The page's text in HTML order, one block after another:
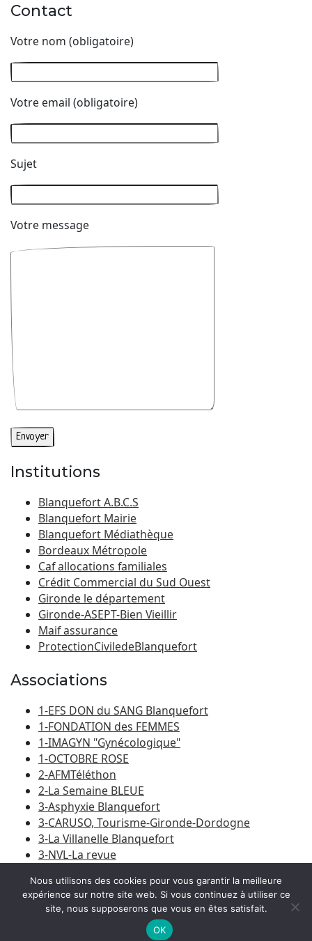
Contact
Votre nom (obligatoire)
Votre email (obligatoire)
Sujet
Votre message
Institutions
Blanquefort A.B.C.S
Blanquefort Mairie
Blanquefort Médiathèque
Bordeaux Métropole
Caf allocations familiales
Crédit Commercial du Sud Ouest
Gironde le département
Gironde-ASEPT-Bien Vieillir
Maif assurance
ProtectionCiviledeBlanquefort
Associations
1-EFS DON du SANG Blanquefort
1-FONDATION des FEMMES
1-IMAGYN "Gynécologique"
1-OCTOBRE ROSE
2-AFMTéléthon
2-La Semaine BLEUE
3-Asphyxie Blanquefort
3-CARUSO, Tourisme-Gironde-Dordogne
3-La Villanelle Blanquefort
3-NVL-La revue
© 2026Amicale Laïque Blanquefort-Caychac |Bootstrap
Nous utilisons des cookies pour vous garantir la meilleure
expérience sur notre site web. Si vous continuez à utiliser ce
site, nous supposerons que vous en êtes satisfait.
OK